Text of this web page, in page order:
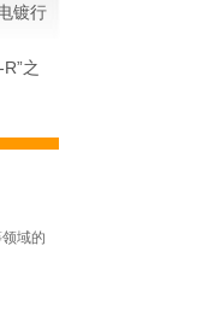
镀行
之
域的